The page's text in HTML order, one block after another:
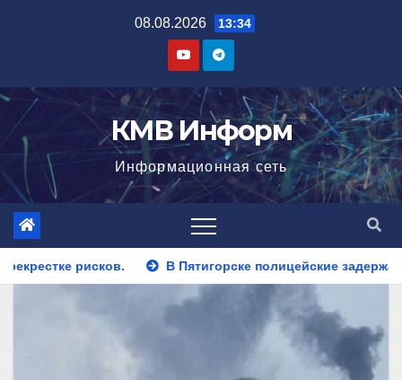
08.08.2026 13:34
КМВ Информ
Информационная сеть
полицейские задержали закладчика, пытавшегося